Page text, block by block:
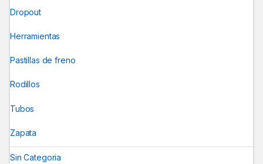
Dropout
Herramientas
Pastillas de freno
Rodillos
Tubos
Zapata
Sin Categoria